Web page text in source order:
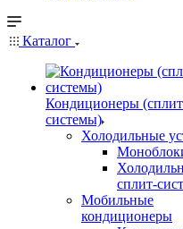
Каталог
Кондиционеры
системы)
Холодильные
сплит-
Мобильные
кондиционеры